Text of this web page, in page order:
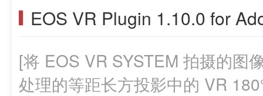
EOS VR Plugin 1.10.0 for
[将 EOS VR SYSTEM 拍摄的图
处理的等距长方投影中的 VR